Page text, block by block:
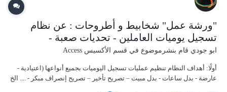
"ورشة عمل" شخابيط و أطروحات : عن نظام
تسجيل يوميات العاملين - تحديات صعبة -
ابو جودي قام بنشرموضوع في قسم الأكسيس Access
أولًا: أهداف النظام تنظيم عمليات تسجيل اليوميات بجميع أنواعها (اعتيادية -
عارضة - بدل ساعات - بدل مبيت – تصريح تأخير – تصريح إنصراف مبكر - .... الخ